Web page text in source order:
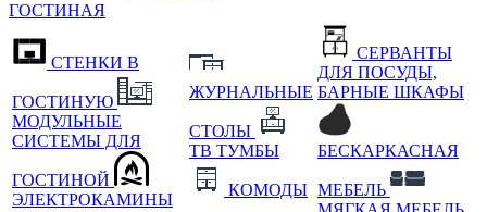
ГОСТИНАЯ
СТЕНКИ В
ГОСТИНУЮ
МОДУЛЬНЫЕ
СИСТЕМЫ ДЛЯ
ГОСТИНОЙ
ЭЛЕКТРОКАМИНЫ
ЖУРНАЛЬНЫЕ
СТОЛЫ
ТВ ТУМБЫ
КОМОДЫ
СЕРВАНТЫ
ДЛЯ ПОСУДЫ,
БАРНЫЕ ШКАФЫ
БЕСКАРКАСНАЯ
МЕБЕЛЬ